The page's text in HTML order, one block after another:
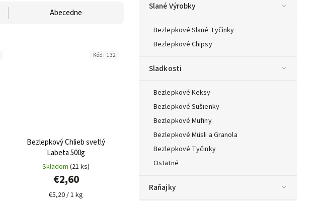
Slané Výrobky
Bezlepkové Slané Tyčinky
Bezlepkové Chipsy
Sladkosti
Bezlepkové Keksy
Bezlepkové Sušienky
Bezlepkové Mufiny
Bezlepkové Müsli a Granola
Bezlepkové Tyčinky
Ostatné
Raňajky
Abecedne
Bezlepkový Chlieb svetlý
Labeta 500g
Skladom (21 ks)
€2,60
€5,20 / 1 kg
Kód: 132